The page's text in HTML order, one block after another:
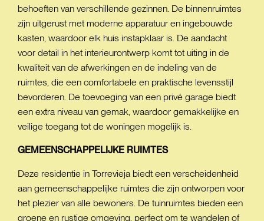
behoeften van verschillende gezinnen. De binnenruimtes
zijn uitgerust met moderne apparatuur en ingebouwde
kasten, waardoor elk huis instapklaar is. De aandacht
voor detail in het interieurontwerp komt tot uiting in de
kwaliteit van de afwerkingen en de indeling van de
ruimtes, die een comfortabele en praktische levensstijl
bevorderen. De toevoeging van een privé garage biedt
een extra niveau van gemak, waardoor gemakkelijke en
veilige toegang tot de woningen mogelijk is.
GEMEENSCHAPPELIJKE RUIMTES
Deze residentie in Torrevieja biedt een verscheidenheid
aan gemeenschappelijke ruimtes die zijn ontworpen voor
het plezier van alle bewoners. De tuinruimtes bieden een
groene en rustige omgeving, perfect om te wandelen of